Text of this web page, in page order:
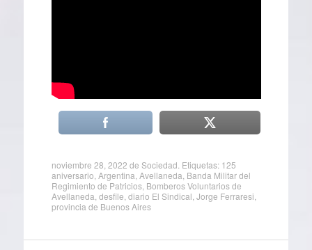
noviembre 28, 2022 de Sociedad . Etiquetas: 125
aniversario Argentina Avellaneda Banda Militar del
Regimiento de Patricios, Bomberos Voluntarios de
Avellaneda desfile diario El Sindical Jorge Ferraresi
provincia de Buenos Aires